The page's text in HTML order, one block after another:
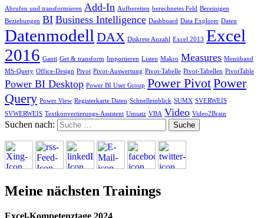
Abrufen und transformieren Add-In Aufbereiten berechnetes Feld Bereinigen
Beziehungen BI Business Intelligence Dashboard Data Explorer Daten
Datenmodell DAX Diskrete Anzahl Excel 2013 Excel
2016 Gantt Get & transform Importieren Listen Makro Measures Menüband
MS-Query Office-Design Pivot Pivot-Auswertung Pivot-Tabelle Pivot-Tabellen PivotTable
Power BI Desktop Power BI User Group Power PivotPower
Query Power View Registerkarte Daten Schnelleinblick SUMX SVERWEIS
SVWERWEIS Textkonvertierungs-Assistent Umsatz VBA Video Video2Brain
Suchen nach:
Meine nächsten Trainings
Excel-Kompetenztage 2024